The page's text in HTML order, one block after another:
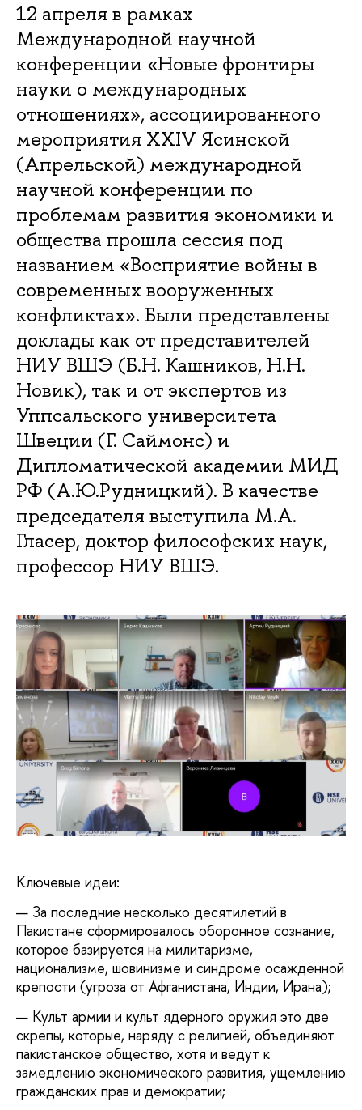
12 апреля в рамках
Международной научной
конференции «Новые фронтиры
науки о международных
отношениях», ассоциированного
мероприятия XXIV Ясинской
(Апрельской) международной
научной конференции по
проблемам развития экономики и
общества прошла сессия под
названием «Восприятие войны в
современных вооруженных
конфликтах». Были представлены
доклады как от представителей
НИУ ВШЭ (Б.Н. Кашников, Н.Н.
Новик), так и от экспертов из
Уппсальского университета
Швеции (Г. Саймонс) и
Дипломатической академии МИД
РФ (А.Ю.Рудницкий). В качестве
председателя выступила М.А.
Гласер, доктор философских наук,
профессор НИУ ВШЭ.
Ключевые идеи:
За последние несколько десятилетий в
Пакистане сформировалось оборонное сознание,
которое базируется на милитаризме,
национализме, шовинизме и синдроме осажденной
крепости (угроза от Афганистана, Индии, Ирана);
Культ армии и культ ядерного оружия это две
скрепы, которые, наряду с религией, объединяют
пакистанское общество, хотя и ведут к
замедлению экономического развития, ущемлению
гражданских прав и демократии;